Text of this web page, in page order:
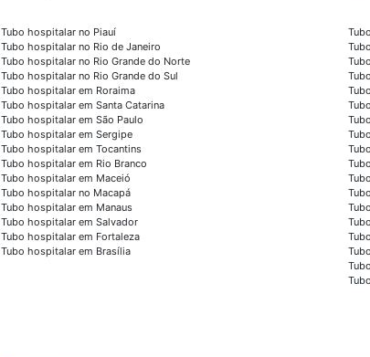
Tubo hospitalar no Piauí
Tubo hospitalar no Rio de Janeiro
Tubo hospitalar no Rio Grande do Norte
Tubo hospitalar no Rio Grande do Sul
Tubo hospitalar em Roraima
Tubo hospitalar em Santa Catarina
Tubo hospitalar em São Paulo
Tubo hospitalar em Sergipe
Tubo hospitalar em Tocantins
Tubo hospitalar em Rio Branco
Tubo hospitalar em Maceió
Tubo hospitalar no Macapá
Tubo hospitalar em Manaus
Tubo hospitalar em Salvador
Tubo hospitalar em Fortaleza
Tubo hospitalar em Brasília